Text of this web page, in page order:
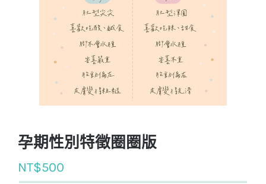
孕期性別特徵圈圈版
NT$500